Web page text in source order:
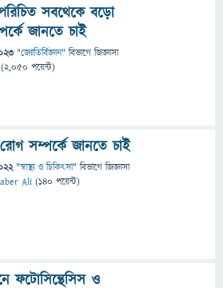
সবথেকে বড়ো
জানতে চাই
"জ্যোতির্বিজ্ঞান" বিভাগে জিজ্ঞাসা
(2,050 পয়েন্ট)
সম্পর্কে জানতে চাই
"স্বাস্থ্য ও চিকিৎসা" বিভাগে জিজ্ঞাসা
Ali (140 পয়েন্ট)
ফটোসিন্থেসিস ও